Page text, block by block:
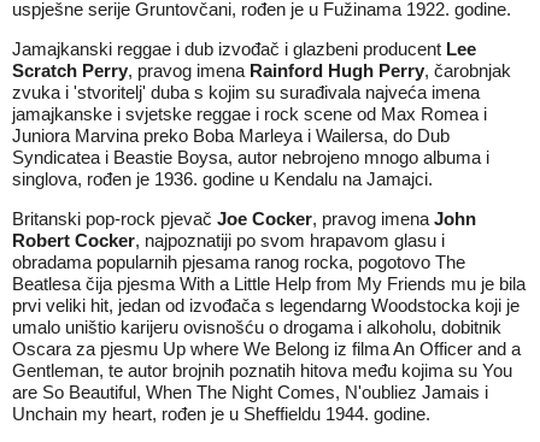
uspješne serije Gruntovčani, rođen je u Fužinama 1922. godine.
Jamajkanski reggae i dub izvođač i glazbeni producent Lee
Scratch Perry, pravog imena Rainford Hugh Perry, čarobnjak
zvuka i 'stvoritelj' duba s kojim su surađivala najveća imena
jamajkanske i svjetske reggae i rock scene od Max Romea i
Juniora Marvina preko Boba Marleya i Wailersa, do Dub
Syndicatea i Beastie Boysa, autor nebrojeno mnogo albuma i
singlova, rođen je 1936. godine u Kendalu na Jamajci.
Britanski pop-rock pjevač Joe Cocker, pravog imena John
Robert Cocker, najpoznatiji po svom hrapavom glasu i
obradama popularnih pjesama ranog rocka, pogotovo The
Beatlesa čija pjesma With a Little Help from My Friends mu je bila
prvi veliki hit, jedan od izvođača s legendarng Woodstocka koji je
umalo uništio karijeru ovisnošću o drogama i alkoholu, dobitnik
Oscara za pjesmu Up where We Belong iz filma An Officer and a
Gentleman, te autor brojnih poznatih hitova među kojima su You
are So Beautiful, When The Night Comes, N'oubliez Jamais i
Unchain my heart, rođen je u Sheffieldu 1944. godine.